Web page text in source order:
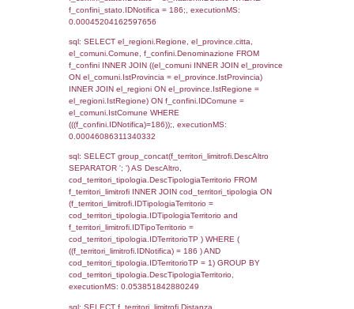
LEFT JOIN el_province ON
= el_province.IstProvincia) LEFT JOIN
a1_stabilimento.RegioneStab =
LEFT JOIN el_comuni AS el_comuni_1 ON
a1_stabilimento.IstComuneSL =
LEFT JOIN el_province AS el_province_1
a1_stabilimento.IstProvinciaSL =
el_province_1.IstProvincia) LEFT JOIN
el_regioni_1 ON
el_regioni_1.IstRegione where
executionMS: 0.00065803527832031
sql: SELECT a2p.Cognome, a2p.Nome
a2_ruolipersonale a2rp INNER JOIN
a2rp.IDPersonale = a2p.IDPersonale
(((a2p.IDNotifica)=186) AND